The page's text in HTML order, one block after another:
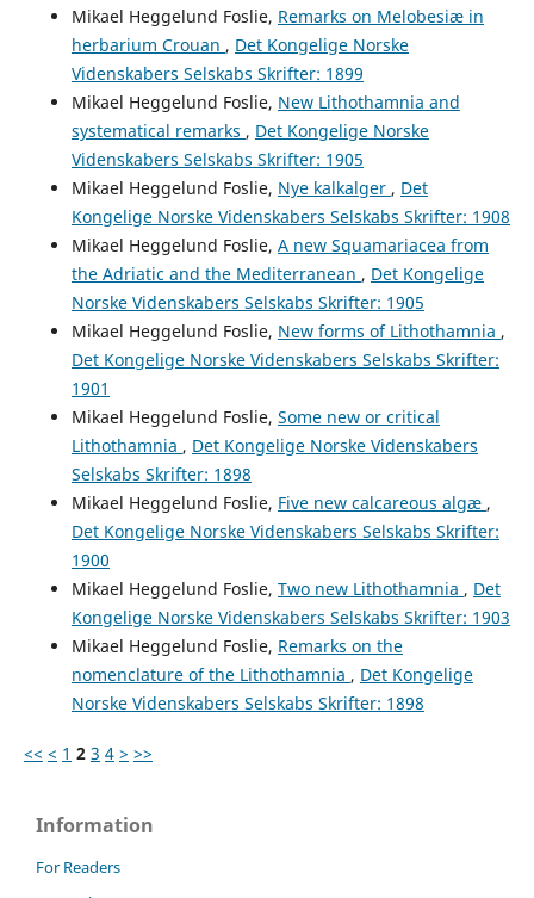
Mikael Heggelund Foslie, Remarks on Melobesiæ in
herbarium Crouan , Det Kongelige Norske
Videnskabers Selskabs Skrifter: 1899
Mikael Heggelund Foslie, New Lithothamnia and
systematical remarks , Det Kongelige Norske
Videnskabers Selskabs Skrifter: 1905
Mikael Heggelund Foslie, Nye kalkalger , Det
Kongelige Norske Videnskabers Selskabs Skrifter: 1908
Mikael Heggelund Foslie, A new Squamariacea from
the Adriatic and the Mediterranean , Det Kongelige
Norske Videnskabers Selskabs Skrifter: 1905
Mikael Heggelund Foslie, New forms of Lithothamnia ,
Det Kongelige Norske Videnskabers Selskabs Skrifter:
1901
Mikael Heggelund Foslie, Some new or critical
Lithothamnia , Det Kongelige Norske Videnskabers
Selskabs Skrifter: 1898
Mikael Heggelund Foslie, Five new calcareous algæ ,
Det Kongelige Norske Videnskabers Selskabs Skrifter:
1900
Mikael Heggelund Foslie, Two new Lithothamnia , Det
Kongelige Norske Videnskabers Selskabs Skrifter: 1903
Mikael Heggelund Foslie, Remarks on the
nomenclature of the Lithothamnia , Det Kongelige
Norske Videnskabers Selskabs Skrifter: 1898
<< < 1 2 3 4 > >>
Information
For Readers